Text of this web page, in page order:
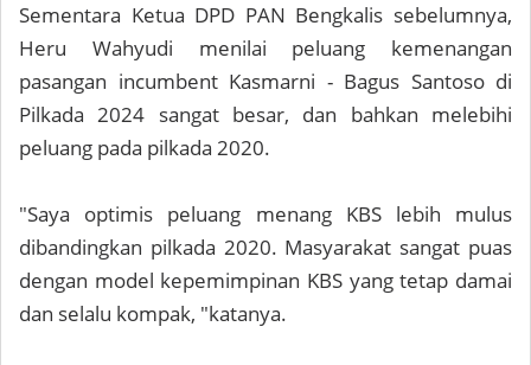
Sementara Ketua DPD PAN Bengkalis sebelumnya,
Heru Wahyudi menilai peluang kemenangan
pasangan incumbent Kasmarni - Bagus Santoso di
Pilkada 2024 sangat besar, dan bahkan melebihi
peluang pada pilkada 2020.
"Saya optimis peluang menang KBS lebih mulus
dibandingkan pilkada 2020. Masyarakat sangat puas
dengan model kepemimpinan KBS yang tetap damai
dan selalu kompak, "katanya.